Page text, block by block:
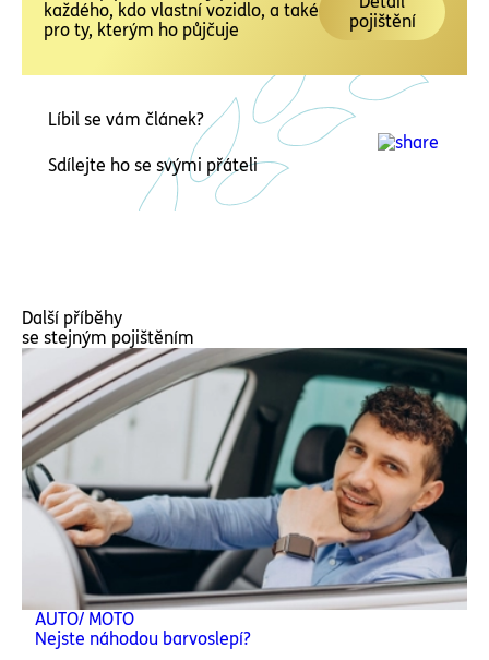
každého, kdo vlastní vozidlo, a také
pro ty, kterým ho půjčuje
pojištění
Líbil se vám článek?
Sdílejte ho se svými přáteli
Další příběhy
se stejným pojištěním
AUTO/ MOTO
Nejste náhodou barvoslepí?